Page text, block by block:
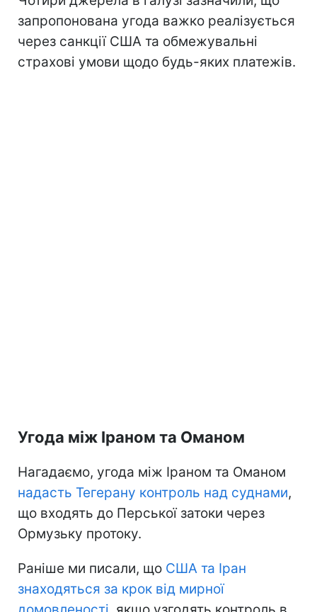
запропонована угода важко реалізується
через санкції США та обмежувальні
страхові умови щодо будь-яких платежів.
Угода між Іраном та Оманом
Нагадаємо, угода між Іраном та Оманом
надасть Тегерану контроль над суднами,
що входять до Перської затоки через
Ормузьку протоку.
Раніше ми писали, що США та Іран
знаходяться за крок від мирної